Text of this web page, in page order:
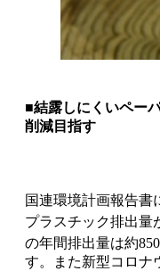
■結露しにくいペー
削減目指す
国連環境計画報告書
プラスチック排出量
の年間排出量は約
す。また新型コロナ